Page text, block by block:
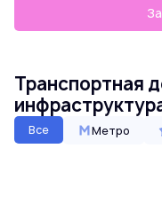
Транспортная
Все Метро